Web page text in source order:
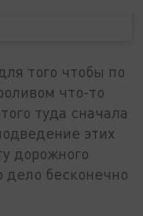
того чтобы по
что-то
туда сначала
этих
дорожного
дело бесконечно